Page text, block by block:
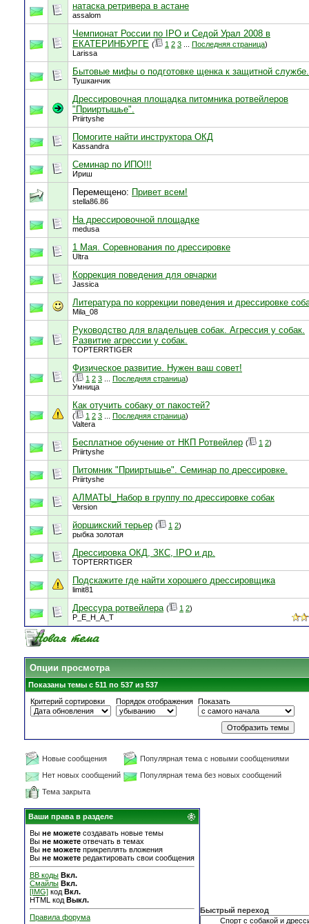
натаска ретривера в астане
assalom
Чемпионат России по IPO и Седой Урал 2008 в
ЕКАТЕРИНБУРГЕ ( 1 2 3 Последняя страница)
Larissa
Бытовые мифы о подготовке щенка к защитной службе.
Тушканчик
Дрессировочная площадка питомника ротвейлеров
"Прииртышье".
Priirtyshe
Помогите найти инструктора ОКД
Kassandra
Семинар по ИПО!!!
Ириш
Перемещено: Привет всем!
stella86.86
На дрессировочной площадке
medusa
1 Мая. Соревнования по дрессировке
Ultra
Коррекция поведения для овчарки
Jassica
Литература по коррекции поведения и дрессировке
Mila_08
Руководство для владельцев собак. Агpессия у собак.
Развитие агpессии у собак.
TOPTERRTIGER
Физическое развитие. Нужен ваш совет!
( 1 2 3 Последняя страница)
Умница
Как отучить собаку от пакостей?
( 1 2 3 Последняя страница)
Valtera
Бесплатное обучение от НКП Ротвейлер ( 1 2)
Priirtyshe
Питомник "Прииртышье". Семинар по дрессировке.
Priirtyshe
АЛМАТЫ_Набор в группу по дрессировке собак
Version
йоршикский терьер ( 1 2)
рыбка золотая
Дрессировка ОКД, ЗКС, IPO и др.
TOPTERRTIGER
Подскажите где найти хорошего дрессировщика
limit81
Дрессура ротвейлера ( 1 2)
P_E_H_A_T
Опции просмотра
Показаны темы с 511 по 537 из 537
Критерий сортировки
Порядок отображения Показать
Новые сообщения
Популярная тема с новыми сообщениями
Нет новых сообщений
Популярная тема без новых сообщений
Тема закрыта
Ваши права в разделе
Вы не можете создавать новые темы
Вы не можете отвечать в темах
Вы не можете прикреплять вложения
Вы не можете редактировать свои сообщения
BB коды Вкл.
Смайлы Вкл.
[IMG] код Вкл.
HTML код Выкл.
Правила форума
Быстрый переход